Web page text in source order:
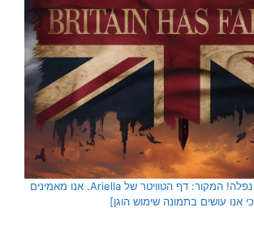
[בתמונה: בריטניה נפלה! המקור: דף הטוויטר של Ariella. אנו מאמינים
כי אנו עושים בתמונה שימוש הוגן]